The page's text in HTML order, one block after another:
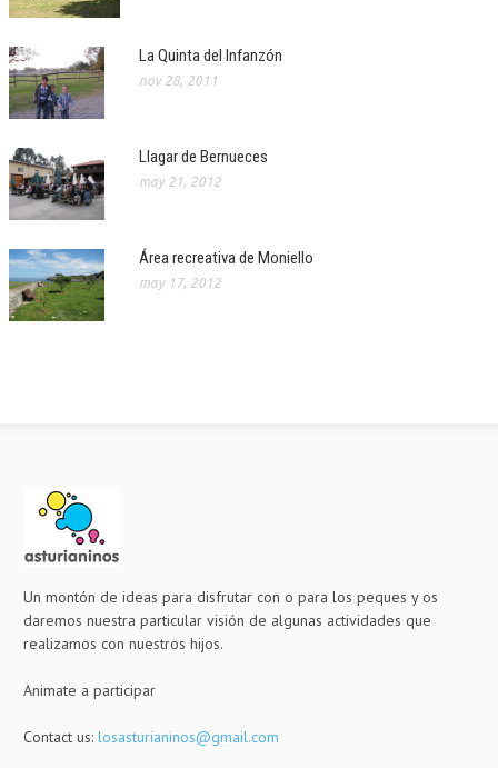
La Quinta del Infanzón
nov 28, 2011
Llagar de Bernueces
may 21, 2012
Área recreativa de Moniello
may 17, 2012
Un montón de ideas para disfrutar con o para los peques y os
daremos nuestra particular visión de algunas actividades que
realizamos con nuestros hijos.
Animate a participar
Contact us: losasturianinos@gmail.com